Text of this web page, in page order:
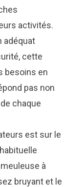
activités.
adéquat
cette
besoins en
pas non
chaque
est sur le
à
bruyant et le